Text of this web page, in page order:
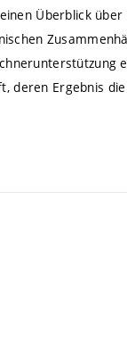
Überblick
deren Ergebnis